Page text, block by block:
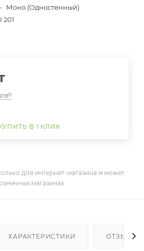
Моно (Одностенный)
201
В 1 КЛИК
для интернет-магазина и может
магазинах
ХАРАКТЕРИСТИКИ ОТЗЫВЫ